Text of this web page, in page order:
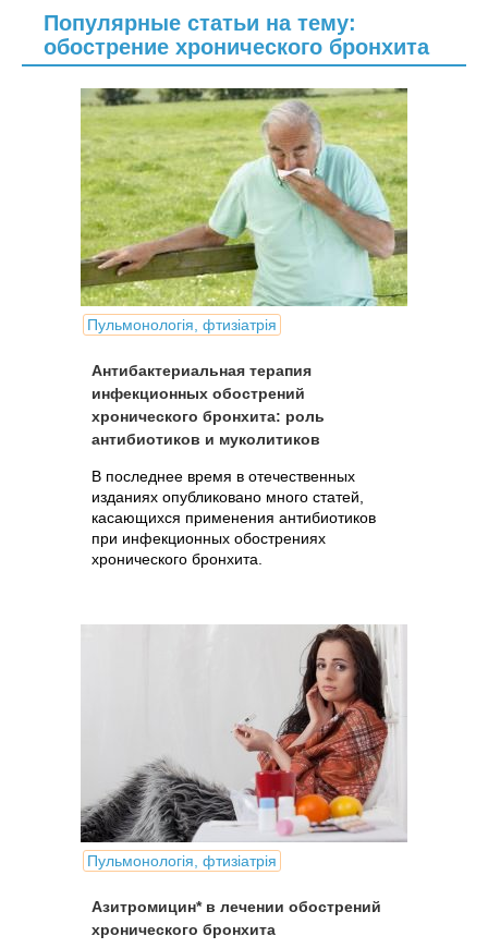
Популярные статьи на тему:
обострение хронического бронхита
Пульмонологія, фтизіатрія
Антибактериальная терапия
инфекционных обострений
хронического бронхита: роль
антибиотиков и муколитиков
В последнее время в отечественных
изданиях опубликовано много статей,
касающихся применения антибиотиков
при инфекционных обострениях
хронического бронхита.
Пульмонологія, фтизіатрія
Азитромицин* в лечении обострений
хронического бронхита